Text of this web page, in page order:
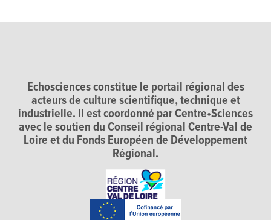
Echosciences constitue le portail régional des
acteurs de culture scientifique, technique et
industrielle. Il est coordonné par Centre•Sciences
avec le soutien du Conseil régional Centre-Val de
Loire et du Fonds Européen de Développement
Régional.